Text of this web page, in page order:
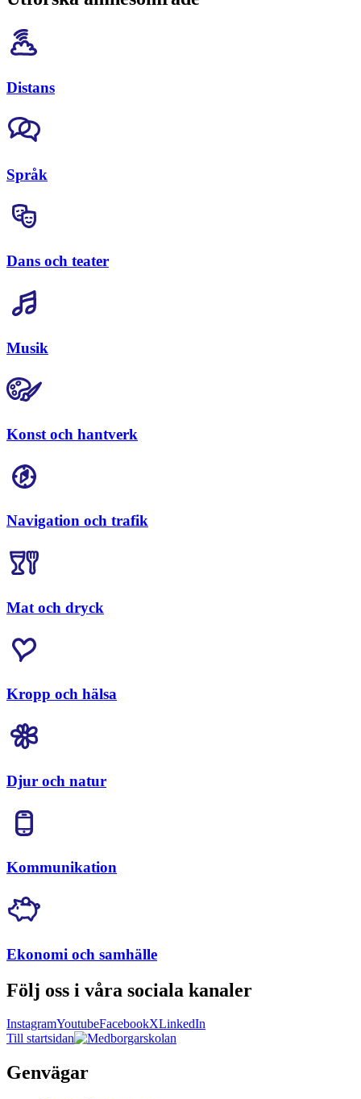
Distans
Språk
Dans och teater
Musik
Konst och hantverk
Navigation och trafik
Mat och dryck
Kropp och hälsa
Djur och natur
Kommunikation
Ekonomi och samhälle
Följ oss i våra sociala kanaler
InstagramYoutubeFacebookXLinkedIn
Till startsidan
Genvägar